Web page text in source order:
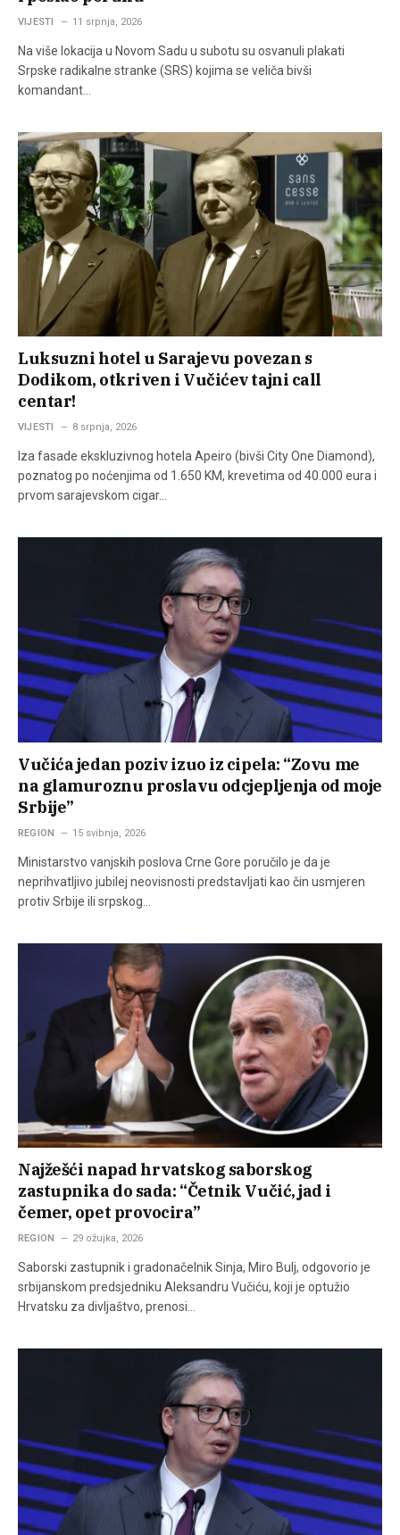
VIJESTI 11 srpnja, 2026
Na više lokacija u Novom Sadu u subotu su osvanuli plakati
Srpske radikalne stranke (SRS) kojima se veliča bivši
komandant…
Luksuzni hotel u Sarajevu povezan s
Dodikom, otkriven i Vučićev tajni call
centar!
VIJESTI 8 srpnja, 2026
Iza fasade ekskluzivnog hotela Apeiro (bivši City One Diamond),
poznatog po noćenjima od 1.650 KM, krevetima od 40.000 eura i
prvom sarajevskom cigar…
Vučića jedan poziv izuo iz cipela: “Zovu me
na glamuroznu proslavu odcjepljenja od moje
Srbije”
REGION 15 svibnja, 2026
Ministarstvo vanjskih poslova Crne Gore poručilo je da je
neprihvatljivo jubilej neovisnosti predstavljati kao čin usmjeren
protiv Srbije ili srpskog…
Najžešći napad hrvatskog saborskog
zastupnika do sada: “Četnik Vučić, jad i
čemer, opet provocira”
REGION 29 ožujka, 2026
Saborski zastupnik i gradonačelnik Sinja, Miro Bulj, odgovorio je
srbijanskom predsjedniku Aleksandru Vučiću, koji je optužio
Hrvatsku za divljaštvo, prenosi…